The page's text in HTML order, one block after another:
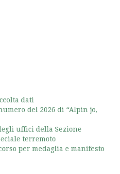
dati
del 2026 di “Alpin jo,
uffici della Sezione
terremoto
per medaglia e manifesto